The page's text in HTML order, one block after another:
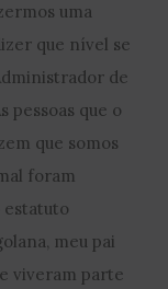
uma
que nível se
de
pessoas que o
que somos
foram
estatuto
meu pai
viveram parte